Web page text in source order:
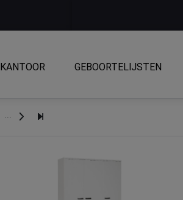
KANTOOR GEBOORTELIJSTEN
...